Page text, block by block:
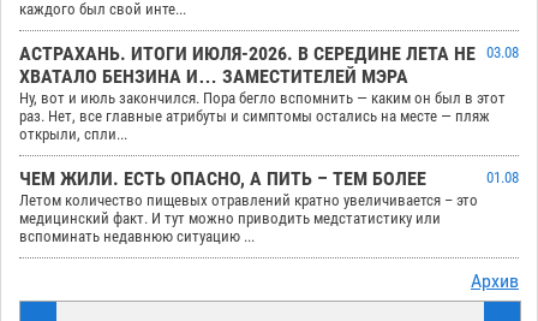
каждого был свой инте...
АСТРАХАНЬ. ИТОГИ ИЮЛЯ-2026. В СЕРЕДИНЕ ЛЕТА НЕ
ХВАТАЛО БЕНЗИНА И… ЗАМЕСТИТЕЛЕЙ МЭРА
03.08
Ну, вот и июль закончился. Пора бегло вспомнить — каким он был в этот
раз. Нет, все главные атрибуты и симптомы остались на месте — пляж
открыли, спли...
ЧЕМ ЖИЛИ. ЕСТЬ ОПАСНО, А ПИТЬ – ТЕМ БОЛЕЕ
01.08
Летом количество пищевых отравлений кратно увеличивается – это
медицинский факт. И тут можно приводить медстатистику или
вспоминать недавнюю ситуацию ...
Архив